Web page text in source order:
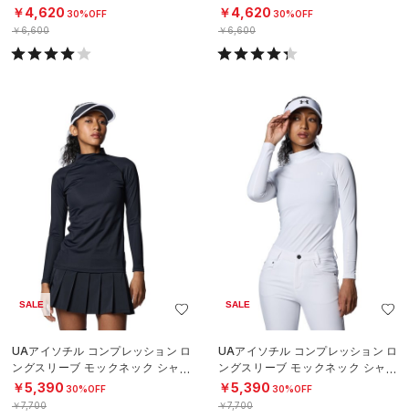
N）
￥4,620 30%OFF
￥6,600
N）
￥4,620 30%OFF
￥6,600
SALE
UAアイソチル コンプレッション ロ
ングスリーブ モックネック シャツ
（ゴルフ/WOMEN）
￥5,390 30%OFF
￥7,700
SALE
UAアイソチル コンプレッション ロ
ングスリーブ モックネック シャツ
（ゴルフ/WOMEN）
￥5,390 30%OFF
￥7,700